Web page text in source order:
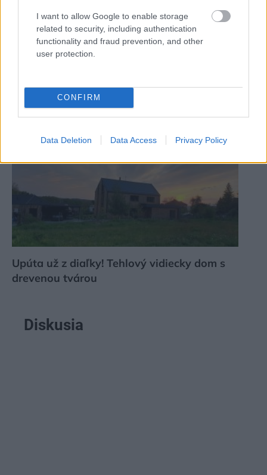
I want to allow Google to enable storage
related to security, including authentication
functionality and fraud prevention, and other
user protection.
CONFIRM
Data Deletion Data Access Privacy Policy
Vďaka rekonštrukcii viktoriánskeho dvojdomu
Upúta už z diaľky! Tehlový vidiecky dom s
drevenou tvárou
Diskusia